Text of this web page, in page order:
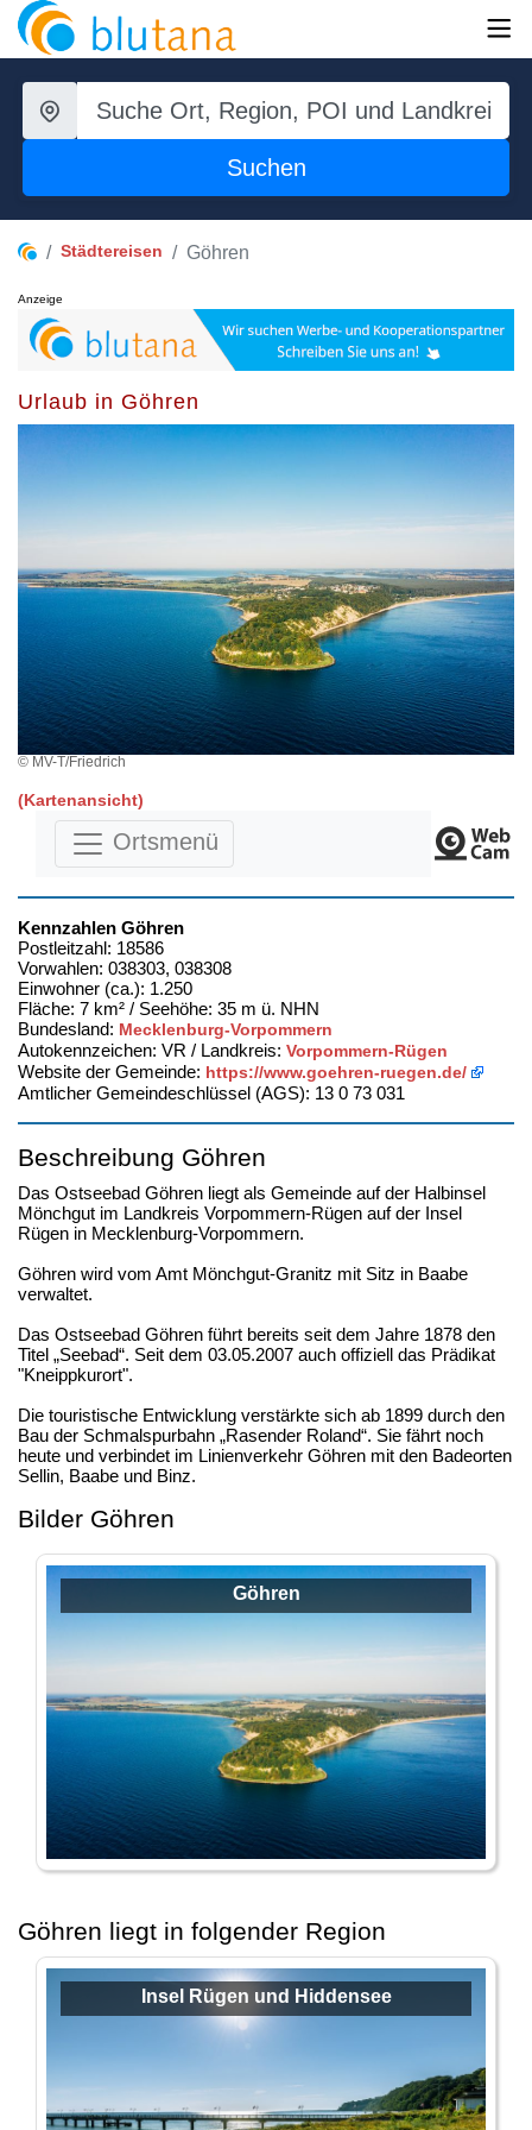
Suchen
Städtereisen Göhren
Anzeige
Urlaub in Göhren
© MV-T/Friedrich
(Kartenansicht)
Ortsmenü
Kennzahlen Göhren
Postleitzahl: 18586
Vorwahlen: 038303, 038308
Einwohner (ca.): 1.250
Fläche: 7 km² / Seehöhe: 35 m ü. NHN
Bundesland: Mecklenburg-Vorpommern
Autokennzeichen: VR / Landkreis: Vorpommern-Rügen
Website der Gemeinde: https://www.goehren-ruegen.de/
Amtlicher Gemeindeschlüssel (AGS): 13 0 73 031
Beschreibung Göhren
Das Ostseebad Göhren liegt als Gemeinde auf der Halbinsel
Mönchgut im Landkreis Vorpommern-Rügen auf der Insel
Rügen in Mecklenburg-Vorpommern.
Göhren wird vom Amt Mönchgut-Granitz mit Sitz in Baabe
verwaltet.
Das Ostseebad Göhren führt bereits seit dem Jahre 1878 den
Titel „Seebad“. Seit dem 03.05.2007 auch offiziell das Prädikat
"Kneippkurort".
Die touristische Entwicklung verstärkte sich ab 1899 durch den
Bau der Schmalspurbahn „Rasender Roland“. Sie fährt noch
heute und verbindet im Linienverkehr Göhren mit den Badeorten
Sellin, Baabe und Binz.
Bilder Göhren
Göhren
Göhren liegt in folgender Region
Insel Rügen und Hiddensee